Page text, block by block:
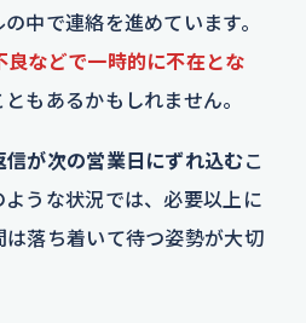
中で連絡を進めています。
良などで一時的に不在とな
ともあるかもしれません。
が次の営業日にずれ込むこ
うな状況では、必要以上に
落ち着いて待つ姿勢が大切